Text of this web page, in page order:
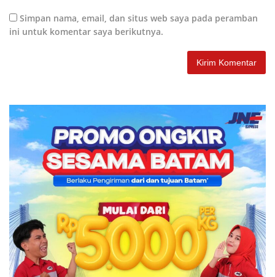
Simpan nama, email, dan situs web saya pada peramban
ini untuk komentar saya berikutnya.